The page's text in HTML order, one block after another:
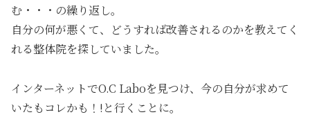
む・・・の繰り返し。
自分の何が悪くて、どうすれば改善されるのかを教えてく
れる整体院を探していました。
インターネットでO.C Laboを見つけ、今の自分が求めて
いたもコレかも！!と行くことに。